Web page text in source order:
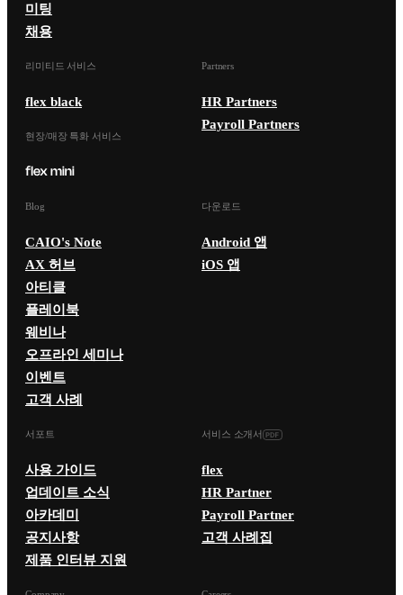
미팅
채용
리미티드 서비스
flex black
현장/매장 특화 서비스
Partners
HR Partners
Payroll Partners
Blog
CAIO's Note
AX 허브
아티클
플레이북
웨비나
오프라인 세미나
이벤트
고객 사례
다운로드
Android 앱
iOS 앱
서포트
사용 가이드
업데이트 소식
아카데미
공지사항
제품 인터뷰 지원
서비스 소개서
flex
HR Partner
Payroll Partner
고객 사례집